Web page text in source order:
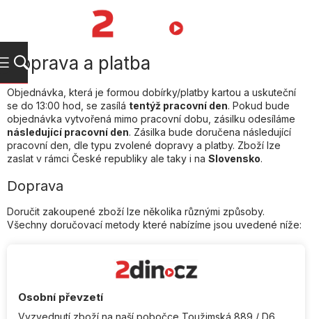
Doprava a platba
Objednávka, která je formou dobírky/platby kartou a uskuteční
se do 13:00 hod, se zasílá tentýž pracovní den. Pokud bude
objednávka vytvořená mimo pracovní dobu, zásilku odesíláme
následující pracovní den. Zásilka bude doručena následující
pracovní den, dle typu zvolené dopravy a platby. Zboží lze
zaslat v rámci České republiky ale taky i na Slovensko.
Doprava
Doručit zakoupené zboží lze několika různými způsoby.
Všechny doručovací metody které nabízíme jsou uvedené níže:
Osobní převzetí
Vyzvednutí zboží na naší pobočce Toužimská 889 / D6,